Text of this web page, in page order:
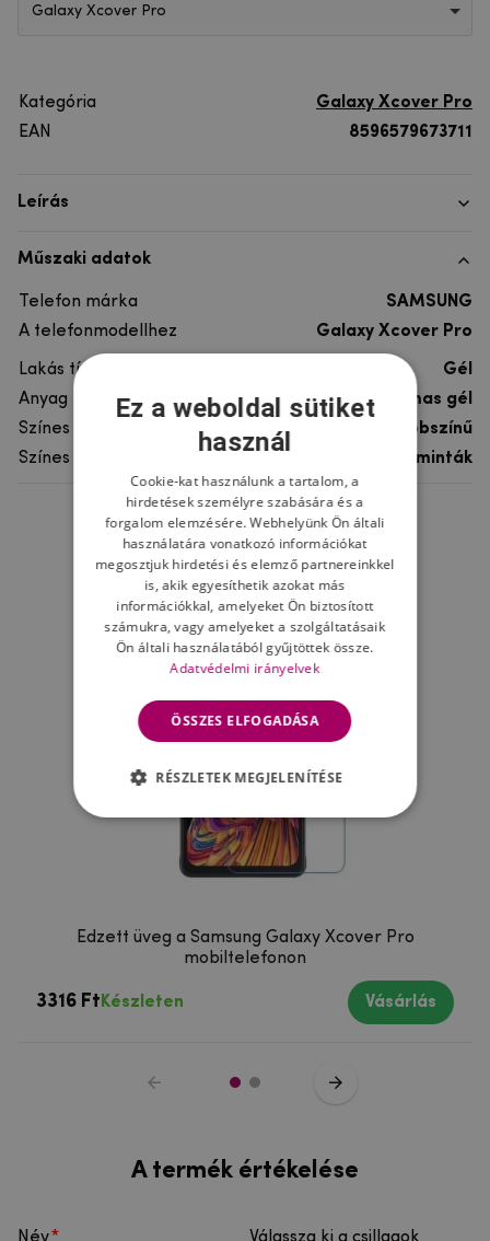
Galaxy Xcover Pro
Kategória
Galaxy Xcover Pro
EAN
8596579673711
Leírás
Műszaki adatok
Telefon márka
SAMSUNG
A telefonmodellhez
Galaxy Xcover Pro
Lakás típusa
Gél
Anyag
rugalmas gél
Színes
többszínű
Színes motívum
Egyéb minták
Ne felejtsd el
Edzett üveg a Samsung Galaxy Xcover Pro
mobiltelefonon
3316 Ft Készleten Vásárlás
A termék értékelése
Ez a weboldal sütiket
használ
Cookie-kat használunk a tartalom, a
hirdetések személyre szabására és a
forgalom elemzésére. Webhelyünk Ön általi
használatára vonatkozó információkat
megosztjuk hirdetési és elemző partnereinkkel
is, akik egyesíthetik azokat más
információkkal, amelyeket Ön biztosított
számukra, vagy amelyeket a szolgáltatásaik
Ön általi használatából gyűjtöttek össze.
Adatvédelmi irányelvek
ÖSSZES ELFOGADÁSA
RÉSZLETEK MEGJELENÍTÉSE